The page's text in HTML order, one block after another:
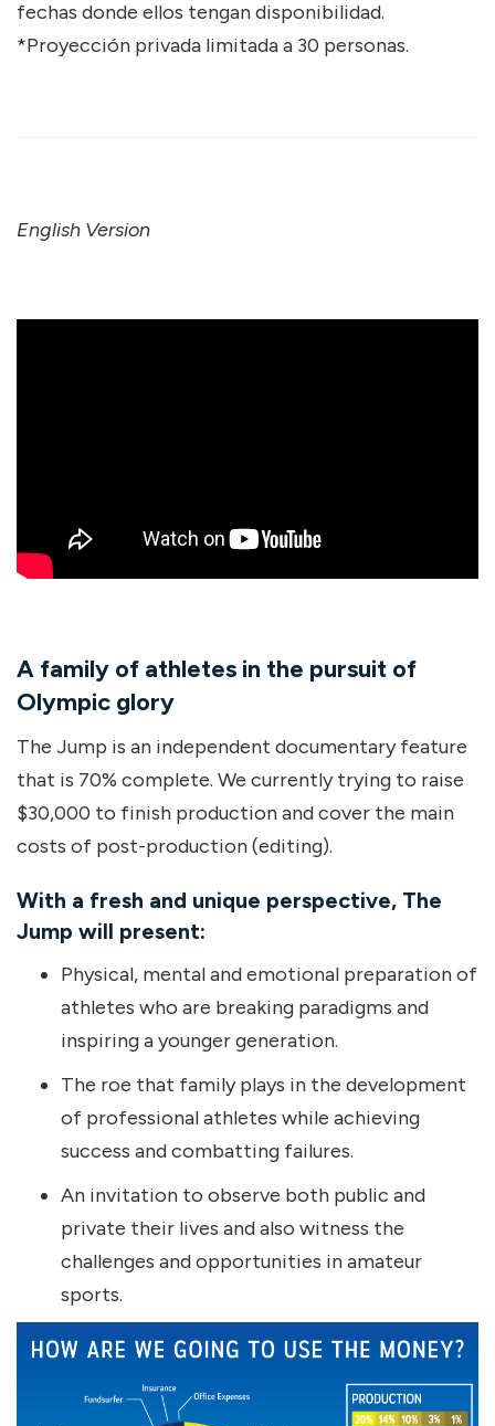
fechas donde ellos tengan disponibilidad.
*Proyección privada limitada a 30 personas.
English Version
A family of athletes in the pursuit of
Olympic glory
The Jump is an independent documentary feature
that is 70% complete. We currently trying to raise
$30,000 to finish production and cover the main
costs of post-production (editing).
With a fresh and unique perspective, The
Jump will present:
Physical, mental and emotional preparation of
athletes who are breaking paradigms and
inspiring a younger generation.
The roe that family plays in the development
of professional athletes while achieving
success and combatting failures.
An invitation to observe both public and
private their lives and also witness the
challenges and opportunities in amateur
sports.